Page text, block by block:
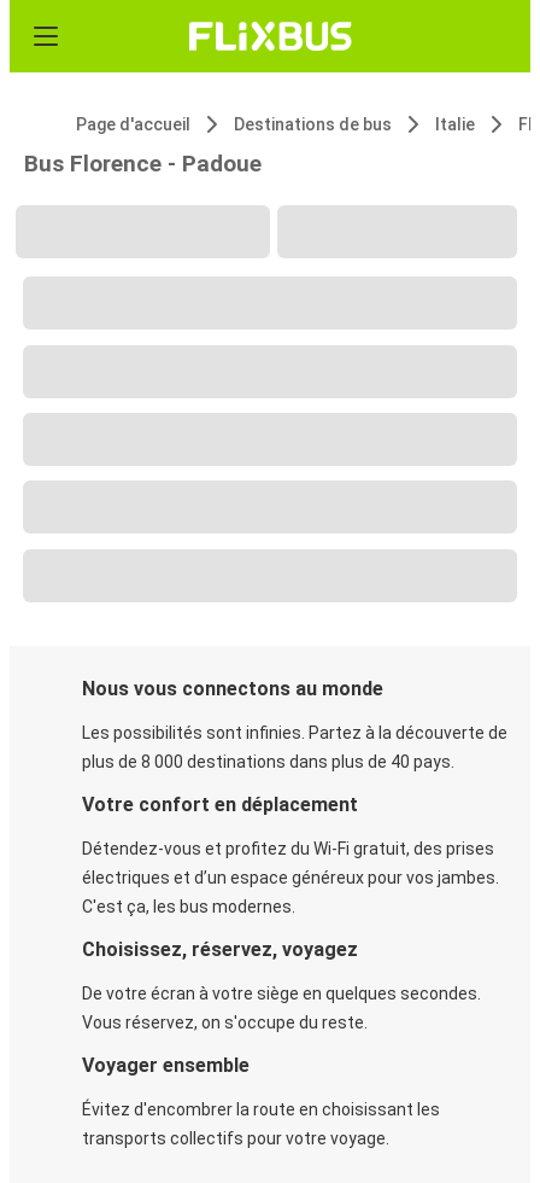
Page d'accueil Destinations de bus Italie
Bus Florence - Padoue
Nous vous connectons au monde
Les possibilités sont infinies. Partez à la découverte de
plus de 8 000 destinations dans plus de 40 pays.
Votre confort en déplacement
Détendez-vous et profitez du Wi-Fi gratuit, des prises
électriques et d’un espace généreux pour vos jambes.
C'est ça, les bus modernes.
Choisissez, réservez, voyagez
De votre écran à votre siège en quelques secondes.
Vous réservez, on s'occupe du reste.
Voyager ensemble
Évitez d'encombrer la route en choisissant les
transports collectifs pour votre voyage.